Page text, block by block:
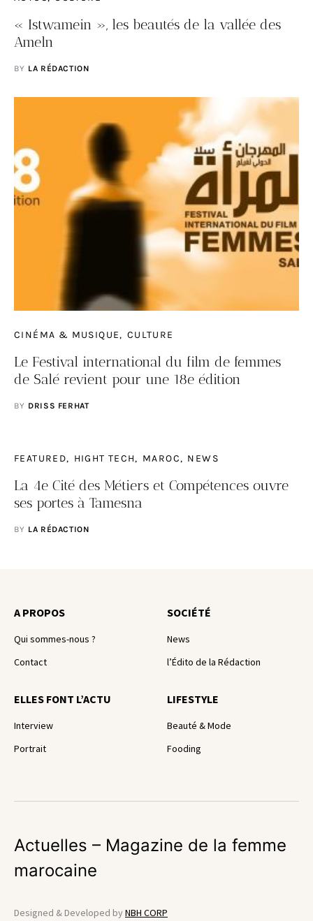
« Istwamein », les beautés de la vallée des
Ameln
BY LA RÉDACTION
CINÉMA & MUSIQUE CULTURE
Le Festival international du film de femmes
de Salé revient pour une 18e édition
BY DRISS FERHAT
FEATURED HIGHT TECH MAROC NEWS
La 4e Cité des Métiers et Compétences ouvre
ses portes à Tamesna
BY LA RÉDACTION
A PROPOS
Qui sommes-nous ?
Contact
SOCIÉTÉ
News
l’Édito de la Rédaction
ELLES FONT L’ACTU
Interview
Portrait
LIFESTYLE
Beauté & Mode
Fooding
Actuelles – Magazine de la femme
marocaine
Designed & Developed byNBH CORP